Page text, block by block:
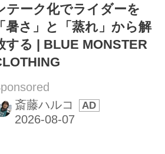
テーク化でライダーを
「暑さ」と「蒸れ」から解
する | BLUE MONSTER
斎藤ハルコ